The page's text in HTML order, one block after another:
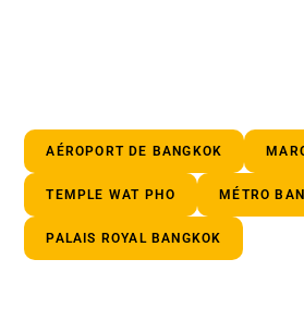
AÉROPORT DE BANGKOK
TEMPLE WAT PHO MÉTRO
PALAIS ROYAL BANGKOK